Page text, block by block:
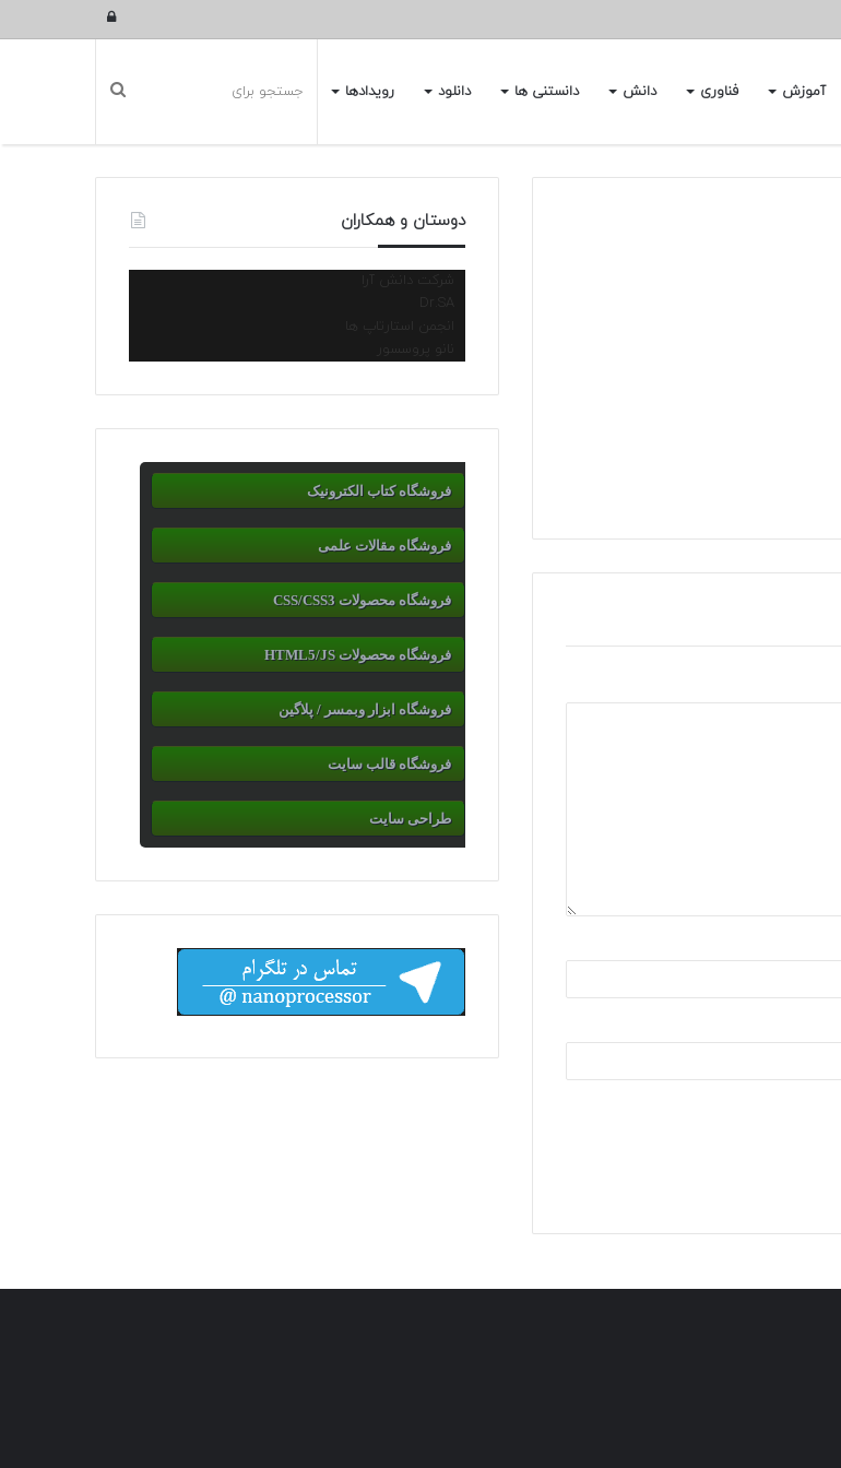
ورود
آموزش فناوری دانش دانستنی ها دانلود رویدادها
دوستان و همکاران
شرکت دانش آرا
انجمن استارتاپ ها
نانو پروسسور
فروشگاه کتاب الکترونیک
فروشگاه مقالات علمی
فروشگاه محصولات CSS/CSS3
فروشگاه محصولات HTML5/JS
فروشگاه ابزار وبمسر / پلاگین
فروشگاه قالب سایت
طراحی سایت